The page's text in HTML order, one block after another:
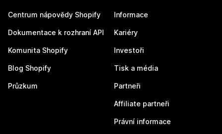
Centrum nápovědy Shopify
Dokumentace k rozhraní API
Komunita Shopify
Blog Shopify
Průzkum
Informace
Kariéry
Investoři
Tisk a média
Partneři
Affiliate partneři
Právní informace